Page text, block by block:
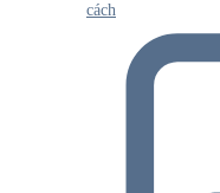
cách